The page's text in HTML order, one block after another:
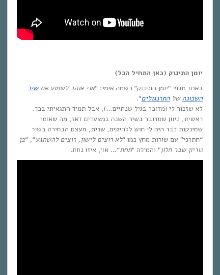
יומן התינוק (כאן התחיל הכל)
באחד מדפי “יומן התינוק” רשמה אימי: “אני אוהב לשמוע אתשיר
השכונה שלהתרנגולים“.
לא שזכור לי (מדובר בגיל שנתיים…), אבל תמיד התגאיתי בכך.
ראשית, כיוון שמדובר בשיר השנה במצעדים דאז, מה שאומר
שמינקות כבר היה לי חוש ללהיטים, שנית, מעצם הבחירה בשיר
“חתרני” עם שורות מחץ כמו “לא רוצים לישון, רוצים להשתגע“, “בן
גוריון שבר חלון” והמילה “תחת“… אוי, איזו נחת.